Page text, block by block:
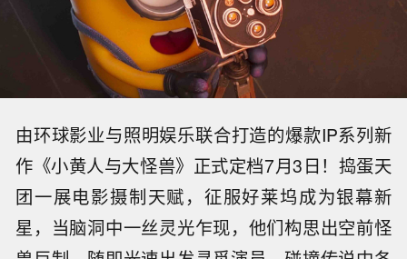
由环球影业与照明娱乐联合打造的爆款IP系列新
作《小黄人与大怪兽》正式定档7月3日！ 捣蛋天
团一展电影摄制天赋，征服好莱坞成为银幕新
星，当脑洞中一丝灵光乍现，他们构思出空前怪